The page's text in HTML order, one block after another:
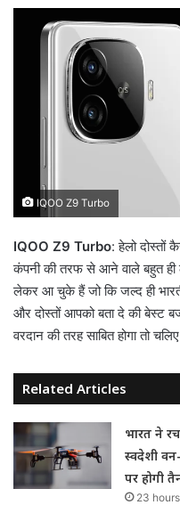
IQOO Z9 Turbo
IQOO Z9 Turbo: हेलो
कंपनी की तरफ से आने वाले बहुत ही
लेकर आ चुके हैं जो कि जल्द ही
और दोस्तों आपको बता दे की बेस्ट
वरदान की तरह साबित होगा तो
Related Articles
भारत ने
स्वदेशी
पर होगी
23